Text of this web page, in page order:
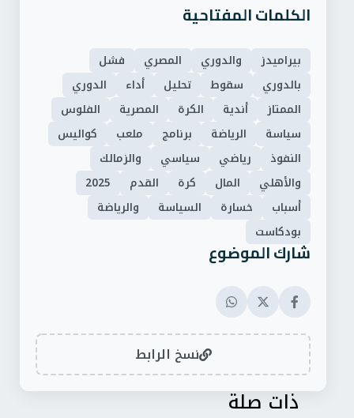
الكلمات المفتاحية
بيراميدز والدوري المصري
فشل
بالدوري
سقوط تحليل أداء
الدوري
الممتاز
أندية الكرة المصرية
الفلوس
سياسة
الرياضة برنامج ملعب
كواليس
النفوذ
رياضي سياسي
والزمالك
والأهلي
المال كرة القدم
2025
أسباب
خسارة السياسة
والرياضة
بودكاست
شارك الموضوع
نسخ الرابط
ذات صلة